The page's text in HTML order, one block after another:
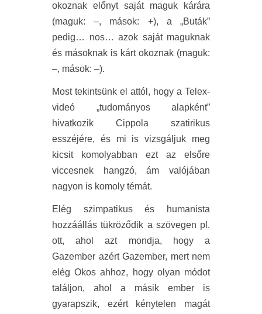
okoznak előnyt saját maguk kárára
(maguk: –, mások: +), a „Buták”
pedig… nos… azok saját maguknak
és másoknak is kárt okoznak (maguk:
–, mások: –).
Most tekintsünk el attól, hogy a Telex-
videó „tudományos alapként”
hivatkozik Cippola szatirikus
esszéjére, és mi is vizsgáljuk meg
kicsit komolyabban ezt az elsőre
viccesnek hangzó, ám valójában
nagyon is komoly témát.
Elég szimpatikus és humanista
hozzáállás tükröződik a szövegen pl.
ott, ahol azt mondja, hogy a
Gazember azért Gazember, mert nem
elég Okos ahhoz, hogy olyan módot
találjon, ahol a másik ember is
gyarapszik, ezért kénytelen magát